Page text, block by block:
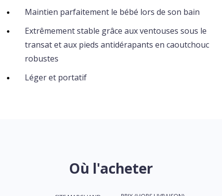
Maintien parfaitement le bébé lors de son bain
Extrêmement stable grâce aux ventouses sous le
transat et aux pieds antidérapants en caoutchouc
robustes
Léger et portatif
Où l'acheter